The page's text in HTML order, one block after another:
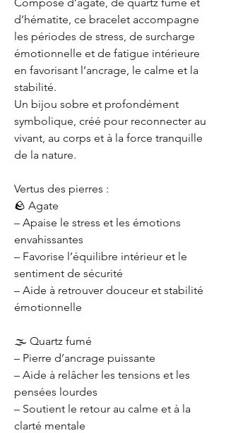
d’hématite, ce bracelet accompagne
les périodes de stress, de surcharge
émotionnelle et de fatigue intérieure
en favorisant l’ancrage, le calme et la
stabilité.
Un bijou sobre et profondément
symbolique, créé pour reconnecter au
vivant, au corps et à la force tranquille
de la nature.
Vertus des pierres :
🪨 Agate
– Apaise le stress et les émotions
envahissantes
– Favorise l’équilibre intérieur et le
sentiment de sécurité
– Aide à retrouver douceur et stabilité
émotionnelle
🌫 Quartz fumé
– Pierre d’ancrage puissante
– Aide à relâcher les tensions et les
pensées lourdes
– Soutient le retour au calme et à la
clarté mentale